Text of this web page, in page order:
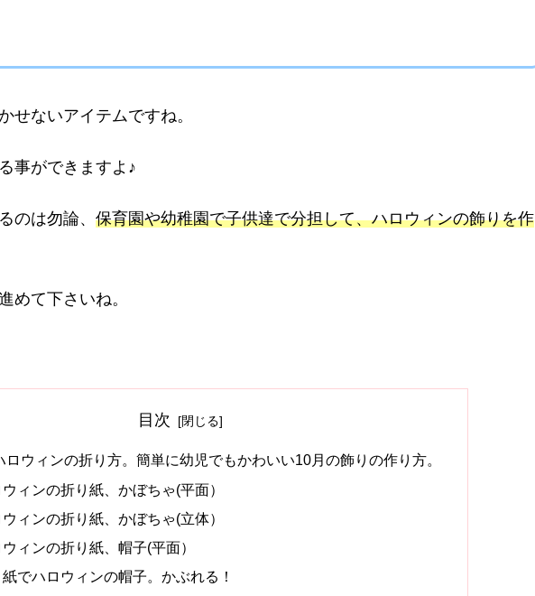
せないアイテムですね。
事ができますよ♪
のは勿論、 保育園や幼稚園で子供達で分担して、ハロウィンの飾りを作
めて下さいね。
目次
ロウィンの折り方。簡単に幼児でもかわいい10月の飾りの作り方。
ィンの折り紙、かぼちゃ(平面）
ィンの折り紙、かぼちゃ(立体）
ィンの折り紙、帽子(平面）
でハロウィンの帽子。かぶれる！